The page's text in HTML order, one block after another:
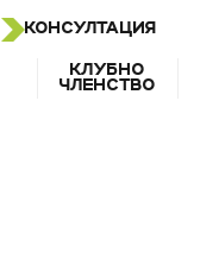
КОНСУЛТАЦИЯ
КЛУБНО
ЧЛЕНСТВО